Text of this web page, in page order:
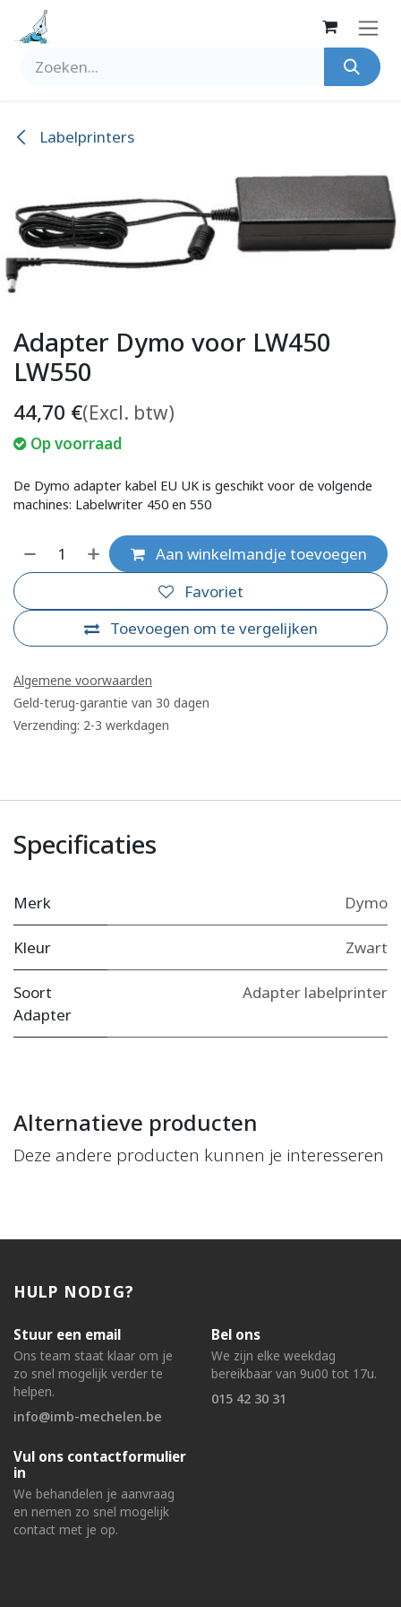
Overslaan naar inhoud
Labelprinters
Adapter Dymo voor LW450
LW550
44,70 €(Excl. btw)
Op voorraad
De Dymo adapter kabel EU UK is geschikt voor de volgende
machines: Labelwriter 450 en 550
Aan winkelmandje toevoegen
Toevoegen om te vergelijken
Favoriet
Algemene voorwaarden
Geld-terug-garantie van 30 dagen
Verzending: 2-3 werkdagen
Specificaties
Merk Dymo
Kleur Zwart
Soort
Adapter
Adapter labelprinter
Alternatieve producten
Deze andere producten kunnen je interesseren
HULP NODIG?
Stuur een email
Ons team staat klaar om je
zo snel mogelijk verder te
helpen.
info@imb-mechelen.be
Bel ons
We zijn elke weekdag
bereikbaar van 9u00 tot 17u.
015 42 30 31
Vul ons contactformulier
in
We behandelen je aanvraag
en nemen zo snel mogelijk
contact met je op.